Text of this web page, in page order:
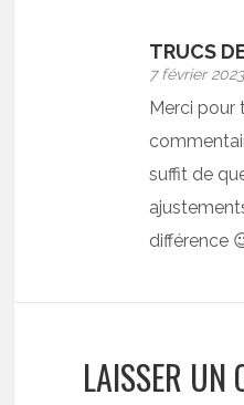
TRUCS
7 février
Merci pour
suffit de
différence
LAISSER UN